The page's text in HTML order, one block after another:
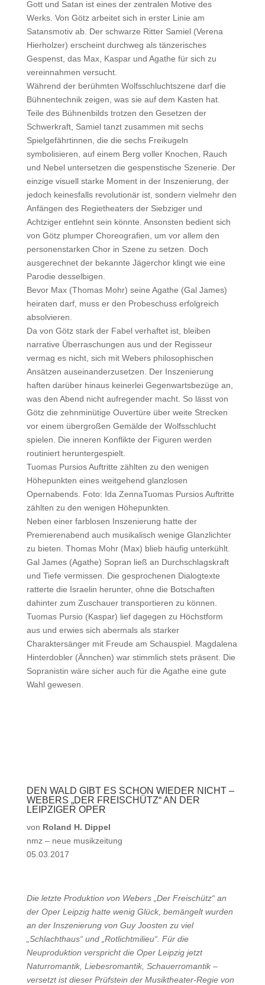
Gott und Satan ist eines der zentralen Motive des
Werks. Von Götz arbeitet sich in erster Linie am
Satansmotiv ab. Der schwarze Ritter Samiel (Verena
Hierholzer) erscheint durchweg als tänzerisches
Gespenst, das Max, Kaspar und Agathe für sich zu
vereinnahmen versucht.
Während der berühmten Wolfsschluchtszene darf die
Bühnentechnik zeigen, was sie auf dem Kasten hat.
Teile des Bühnenbilds trotzen den Gesetzen der
Schwerkraft, Samiel tanzt zusammen mit sechs
Spielgefährtinnen, die die sechs Freikugeln
symbolisieren, auf einem Berg voller Knochen, Rauch
und Nebel untersetzen die gespenstische Szenerie. Der
einzige visuell starke Moment in der Inszenierung, der
jedoch keinesfalls revolutionär ist, sondern vielmehr den
Anfängen des Regietheaters der Siebziger und
Achtziger entlehnt sein könnte. Ansonsten bedient sich
von Götz plumper Choreografien, um vor allem den
personenstarken Chor in Szene zu setzen. Doch
ausgerechnet der bekannte Jägerchor klingt wie eine
Parodie desselbigen.
Bevor Max (Thomas Mohr) seine Agathe (Gal James)
heiraten darf, muss er den Probeschuss erfolgreich
absolvieren.
Da von Götz stark der Fabel verhaftet ist, bleiben
narrative Überraschungen aus und der Regisseur
vermag es nicht, sich mit Webers philosophischen
Ansätzen auseinanderzusetzen. Der Inszenierung
haften darüber hinaus keinerlei Gegenwartsbezüge an,
was den Abend nicht aufregender macht. So lässt von
Götz die zehnminütige Ouvertüre über weite Strecken
vor einem übergroßen Gemälde der Wolfsschlucht
spielen. Die inneren Konflikte der Figuren werden
routiniert heruntergespielt.
Tuomas Pursios Auftritte zählten zu den wenigen
Höhepunkten eines weitgehend glanzlosen
Opernabends. Foto: Ida ZennaTuomas Pursios Auftritte
zählten zu den wenigen Höhepunkten.
Neben einer farblosen Inszenierung hatte der
Premierenabend auch musikalisch wenige Glanzlichter
zu bieten. Thomas Mohr (Max) blieb häufig unterkühlt.
Gal James (Agathe) Sopran ließ an Durchschlagskraft
und Tiefe vermissen. Die gesprochenen Dialogtexte
ratterte die Israelin herunter, ohne die Botschaften
dahinter zum Zuschauer transportieren zu können.
Tuomas Pursio (Kaspar) lief dagegen zu Höchstform
aus und erwies sich abermals als starker
Charaktersänger mit Freude am Schauspiel. Magdalena
Hinterdobler (Ännchen) war stimmlich stets präsent. Die
Sopranistin wäre sicher auch für die Agathe eine gute
Wahl gewesen.
DEN WALD GIBT ES SCHON WIEDER NICHT –
WEBERS „DER FREISCHÜTZ“ AN DER
LEIPZIGER OPER
von Roland H. Dippel
nmz – neue musikzeitung
05.03.2017
Die letzte Produktion von Webers „Der Freischütz“ an
der Oper Leipzig hatte wenig Glück, bemängelt wurden
an der Inszenierung von Guy Joosten zu viel
„Schlachthaus“ und „Rotlichtmilieu“. Für die
Neuproduktion verspricht die Oper Leipzig jetzt
Naturromantik, Liebesromantik, Schauerromantik –
versetzt ist dieser Prüfstein der Musiktheater-Regie von